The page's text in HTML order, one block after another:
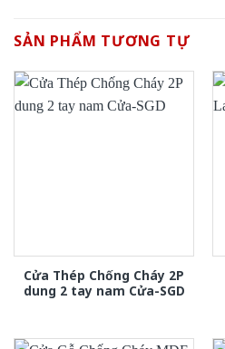
SẢN PHẨM TƯƠNG TỰ
Cửa Thép Chống Cháy 2P
dung 2 tay nam Cửa-SGD